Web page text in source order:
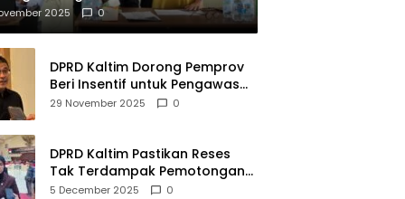
NAPZA
2025 0
DPRD Kaltim Dorong Pemprov
Beri Insentif untuk Pengawas
Madrasah dan Pendidikan
29 November 2025 0
DPRD Kaltim Pastikan Reses
Tak Terdampak Pemotongan
Transfer Dana Pusat
5 December 2025 0